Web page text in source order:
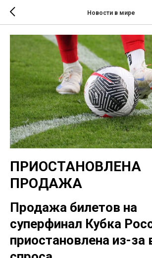
Новости в мире
ПРИОСТАНОВЛЕНА
ПРОДАЖА
Продажа билетов на
суперфинал Кубка
приостановлена из-за